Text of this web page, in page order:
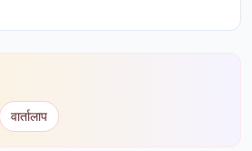
वार्तालाप